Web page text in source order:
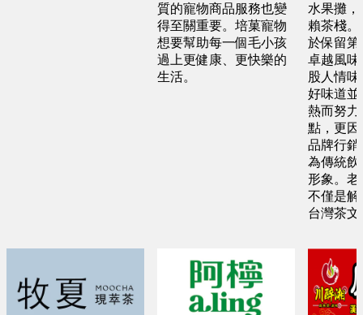
質的寵物商品服務也變
得至關重要。培菓寵物
想要幫助每一個毛小孩
過上更健康、更快樂的
生活。
水果攤
賴茶棧
於保留第
卓越風味
股人情
好味道並
熱而努力
點，更因
品牌行銷
為傳統飲
形象。老
不僅是解
台灣茶